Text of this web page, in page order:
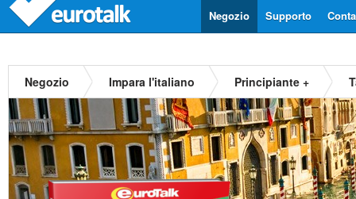
Supporto
Negozio
Negozio Impara l'italiano Principiante +